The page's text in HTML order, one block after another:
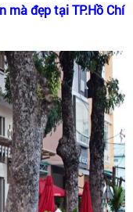
mà đẹp tại TP.Hồ Chí